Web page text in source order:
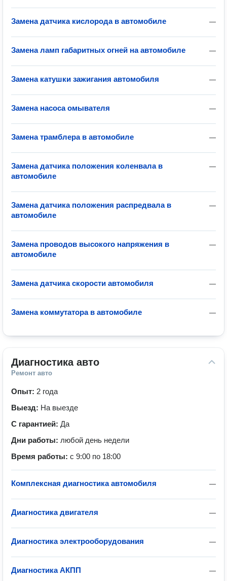
—
Замена датчика кислорода в автомобиле
—
Замена ламп габаритных огней на автомобиле
—
Замена катушки зажигания автомобиля
—
Замена насоса омывателя
—
Замена трамблера в автомобиле
—
Замена датчика положения коленвала в
автомобиле
—
Замена датчика положения распредвала в
автомобиле
—
Замена проводов высокого напряжения в
автомобиле
—
Замена датчика скорости автомобиля
—
Замена коммутатора в автомобиле
Диагностика авто
Ремонт авто
Опыт: 2 года
Выезд: На выезде
С гарантией: Да
Дни работы: любой день недели
Время работы: с 9:00 по 18:00
—
Комплексная диагностика автомобиля
—
Диагностика двигателя
—
Диагностика электрооборудования
—
Диагностика АКПП